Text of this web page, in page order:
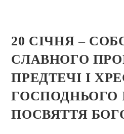
20 СІЧНЯ –
СЛАВНОГО
ПРЕДТЕЧІ І
ГОСПОДНЬОГО
ПОСВЯТТЯ